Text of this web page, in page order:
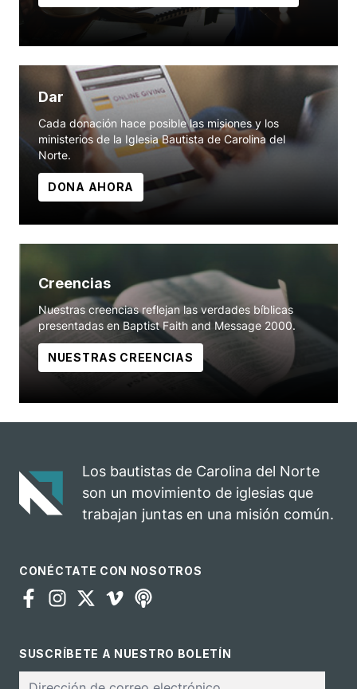
Dar
Cada donación hace posible las misiones y los
ministerios de la Iglesia Bautista de Carolina del
Norte.
DONA AHORA
Creencias
Nuestras creencias reflejan las verdades bíblicas
presentadas en Baptist Faith and Message 2000.
NUESTRAS CREENCIAS
Los bautistas de Carolina del Norte
son un movimiento de iglesias que
trabajan juntas en una misión común.
CONÉCTATE CON NOSOTROS
SUSCRÍBETE A NUESTRO BOLETÍN